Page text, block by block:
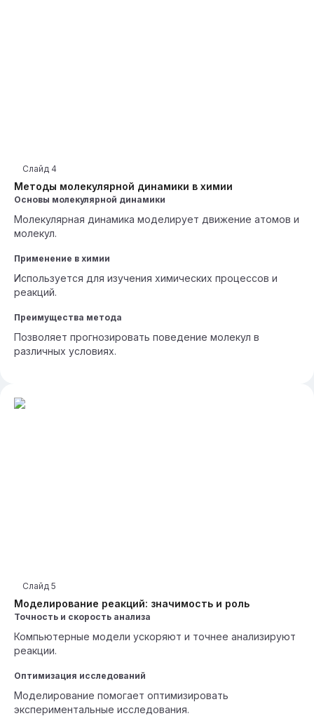
Методы молекулярной динамики в химии
Слайд 4
Основы молекулярной динамики
Молекулярная динамика моделирует движение атомов и
молекул.
Применение в химии
Используется для изучения химических процессов и
реакций.
Преимущества метода
Позволяет прогнозировать поведение молекул в
различных условиях.
Моделирование реакций: значимость и роль
Слайд 5
Точность и скорость анализа
Компьютерные модели ускоряют и точнее анализируют
реакции.
Оптимизация исследований
Моделирование помогает оптимизировать
экспериментальные исследования.